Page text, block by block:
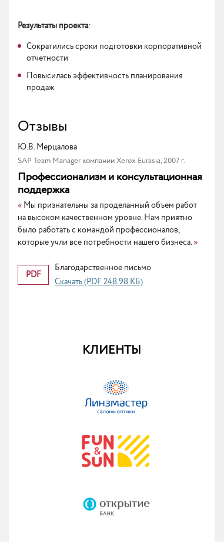
Результаты проекта:
Сократились сроки подготовки корпоративной
отчетности
Повысилась эффективность планирования
продаж
Отзывы
Ю.В. Мерцалова
SAP Team Manager компании Xerox Eurasia, 2007 г.
Профессионализм и консультационная
поддержка
« Мы признательны за проделанный объем работ
на высоком качественном уровне. Нам приятно
было работать с командой профессионалов,
которые учли все потребности нашего бизнеса. »
PDF
Благодарственное письмо
Скачать (PDF 248.98 КБ)
КЛИЕНТЫ